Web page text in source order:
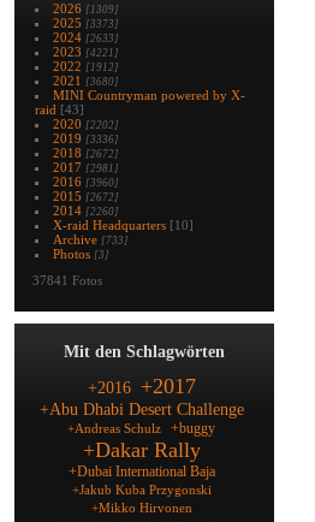
2026 [1309]
2025 [3373]
2024 [2633]
2023 [4221]
2022 [1912]
2021 [3680]
MINI Countryman powered by X-
raid [43]
2020 [2202]
2019 [3336]
2018 [2672]
2017 [2981]
2016 [3960]
2015 [2672]
2014 [2260]
X-raid Headquarters [10]
Archive [733]
Photos [3]
37841 Fotos
Mit den Schlagwörten
+2016 +2017
+Abu Dhabi Desert Challenge
+Andreas Schulz +buggy
+Dakar Rally
+Dubai International Baja
+Jakub Kuba Przygonski
+Mikko Hirvonen